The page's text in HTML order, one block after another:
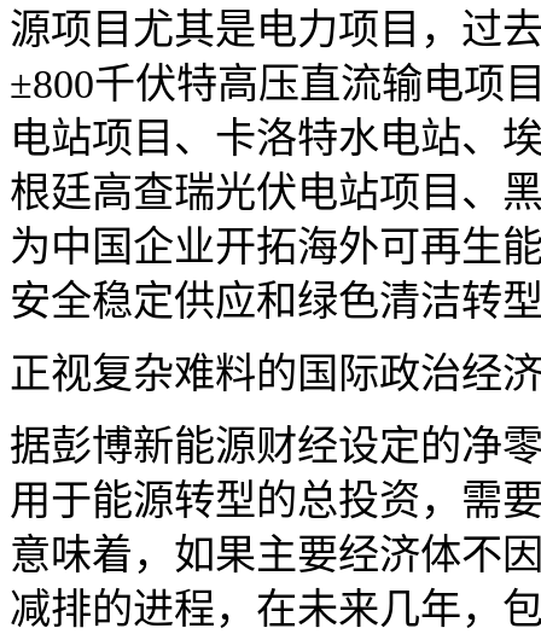
源项目尤其是电力项目，过
±800千伏特高压直流输电项
电站项目、卡洛特水电站、
根廷高查瑞光伏电站项目、
为中国企业开拓海外可再生
安全稳定供应和绿色清洁转
正视复杂难料的国际政治经
据彭博新能源财经设定的净
用于能源转型的总投资，需
意味着，如果主要经济体不
减排的进程，在未来几年，